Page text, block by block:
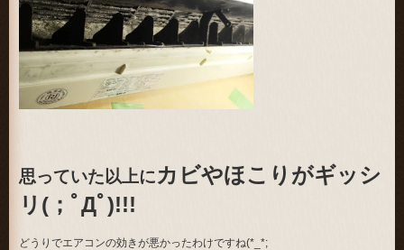
思っていた以上にカビやほこりがギッシ
リ(；ﾟДﾟ)!!!
どうりでエアコンの効きが悪かったわけですね(*_*;